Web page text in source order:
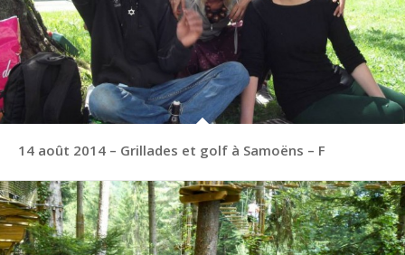
14 août 2014 – Grillades et golf à Samoëns – F